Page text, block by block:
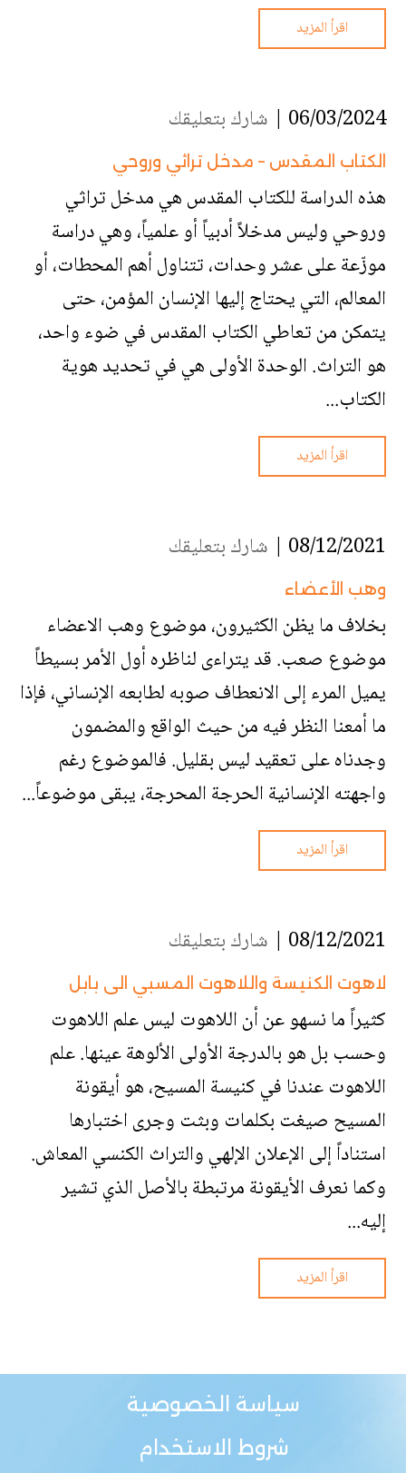
اقرأ المزيد
06/03/2024 | شارك بتعليقك
الكتاب المقدس – مدخل تراثي وروحي
هذه الدراسة للكتاب المقدس هي مدخل تراثي
وروحي وليس مدخلاً أدبياً أو علمياً، وهي دراسة
موزّعة على عشر وحدات، تتناول أهم المحطات، أو
المعالم، التي يحتاج إليها الإنسان المؤمن، حتى
يتمكن من تعاطي الكتاب المقدس في ضوء واحد،
هو التراث. الوحدة الأولى هي في تحديد هوية
الكتاب...
اقرأ المزيد
08/12/2021 | شارك بتعليقك
وهب الأعضاء
بخلاف ما يظن الكثيرون، موضوع وهب الاعضاء
موضوع صعب. قد يتراءى لناظره أول الأمر بسيطاً
يميل المرء إلى الانعطاف صوبه لطابعه الإنساني، فإذا
ما أمعنا النظر فيه من حيث الواقع والمضمون
وجدناه على تعقيد ليس بقليل. فالموضوع رغم
واجهته الإنسانية الحرجة المحرجة، يبقى موضوعاً...
اقرأ المزيد
08/12/2021 | شارك بتعليقك
لاهوت الكنيسة واللاهوت المسبي الى بابل
كثيراً ما نسهو عن أن اللاهوت ليس علم اللاهوت
وحسب بل هو بالدرجة الأولى الألوهة عينها. علم
اللاهوت عندنا في كنيسة المسيح، هو أيقونة
المسيح صيغت بكلمات وبثت وجرى اختبارها
استناداً إلى الإعلان الإلهي والتراث الكنسي المعاش.
وكما نعرف الأيقونة مرتبطة بالأصل الذي تشير
إليه...
اقرأ المزيد
سياسة الخصوصية
شروط الاستخدام